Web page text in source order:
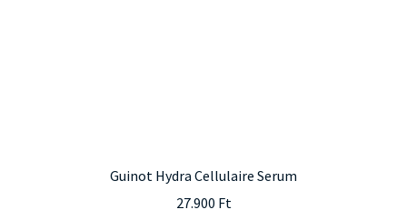
Guinot Hydra Cellulaire Serum
27.900 Ft